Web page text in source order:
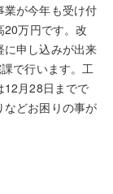
業が今年も受け付
20万円です。改
に申し込みが出来
で行います。工
12月28日までで
どお困りの事が